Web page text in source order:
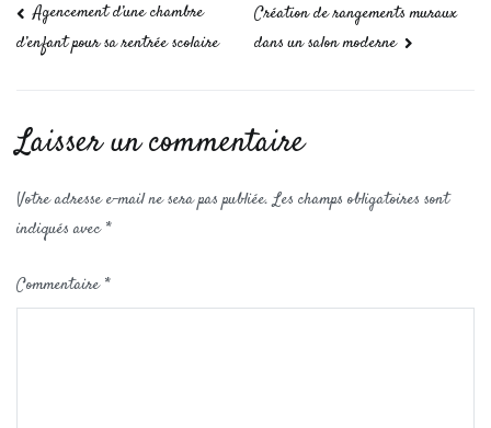
Agencement d’une chambre
d’enfant pour sa rentrée scolaire
Création de rangements muraux
dans un salon moderne
Laisser un commentaire
Votre adresse e-mail ne sera pas publiée. Les champs obligatoires sont
indiqués avec*
Commentaire*